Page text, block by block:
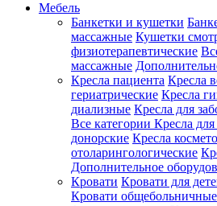
Мебель
Банкетки и кушетки
массажные Кушетки
физиотерапевтические
массажные
Кресла пациента Кресла
гериатрические Кресла
диализные Кресла для
Все категории Кресла
донорские Кресла
отоларингологические
Дополнительное
Кровати Кровати для
Кровати общебольничные